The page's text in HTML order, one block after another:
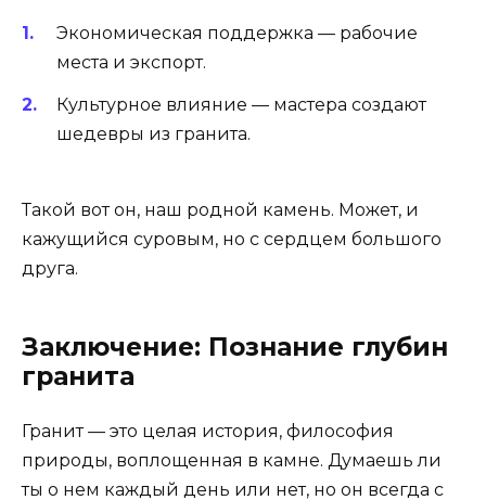
Экономическая поддержка — рабочие
места и экспорт.
Культурное влияние — мастера создают
шедевры из гранита.
Такой вот он, наш родной камень. Может, и
кажущийся суровым, но с сердцем большого
друга.
Заключение: Познание глубин
гранита
Гранит — это целая история, философия
природы, воплощенная в камне. Думаешь ли
ты о нем каждый день или нет, но он всегда с